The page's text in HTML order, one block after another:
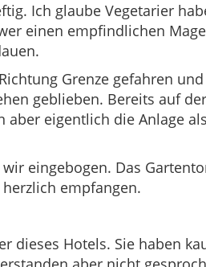
Ich glaube Vegetarier
einen empfindlichen
Grenze gefahren
geblieben. Bereits auf
eigentlich die Anlage
eingebogen. Das
empfangen.
dieses Hotels. Sie haben